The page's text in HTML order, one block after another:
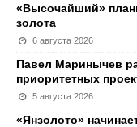
«Высочайший»
золота
6 августа 2026
Павел Маринычев
приоритетных
5 августа 2026
«Янзолото»